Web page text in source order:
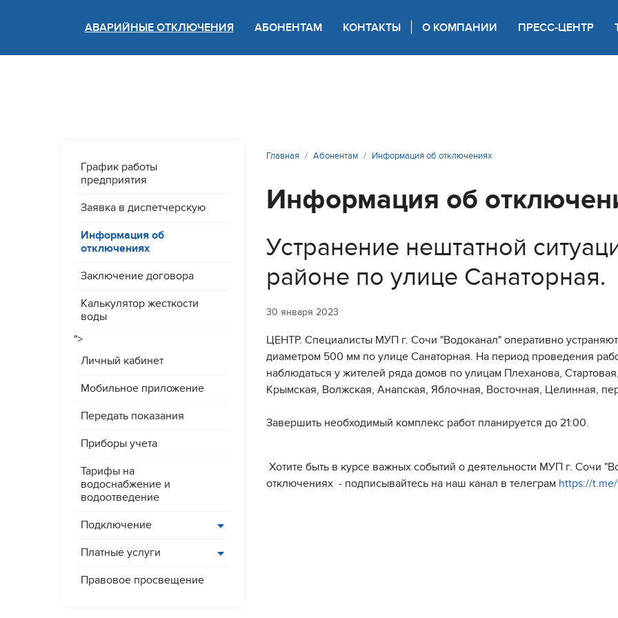
Версия для слабовидящих
АВАРИЙНЫЕ ОТКЛЮЧЕНИЯ АБОНЕНТАМ КОНТАКТЫ О КОМПАНИИ ПРЕСС-ЦЕНТР
График работы
предприятия
Заявка в диспетчерскую
Информация об
отключениях
Заключение договора
Калькулятор жесткости
воды
">
Личный кабинет
Мобильное приложение
Передать показания
Приборы учета
Тарифы на
водоснабжение и
водоотведение
Подключение
Платные услуги
Правовое просвещение
Главная Абонентам Информация об отключениях
Информация об
Устранение нештатной
районе по улице Санаторная.
30 января 2023
ЦЕНТР. Специалисты МУП г. Сочи "Водоканал" оперативно
диаметром 500 мм по улице Санаторная. На период проведения
наблюдаться у жителей ряда домов по улицам Плеханова,
Крымская, Волжская, Анапская, Яблочная, Восточная, Целинная,
Завершить необходимый комплекс работ планируется до 21:00.
Хотите быть в курсе важных событий о деятельности МУП г. Сочи
отключениях - подписывайтесь на наш канал в телеграм https://